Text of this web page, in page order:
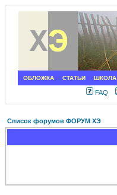
ОБЛОЖКА СТАТЬИ ШКОЛА
FAQ
Список форумов ФОРУМ ХЭ